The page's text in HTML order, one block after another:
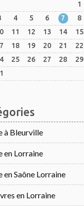
1
4 5 6 7
8
11 12 13 14
15
18 19 20 21
22
25 26 27 28
29
à Bleurville
en Lorraine
en Saône Lorraine
en Lorraine